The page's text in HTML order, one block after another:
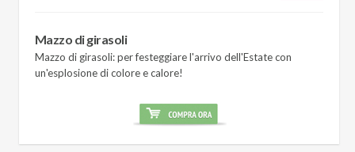
Mazzo di girasoli
Mazzo di girasoli: per festeggiare l'arrivo dell'Estate con
un'esplosione di colore e calore!